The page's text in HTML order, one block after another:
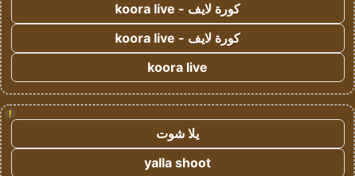
كورة لايف - koora live
كورة لايف - koora live
koora live
!
يلا شوت
yalla shoot